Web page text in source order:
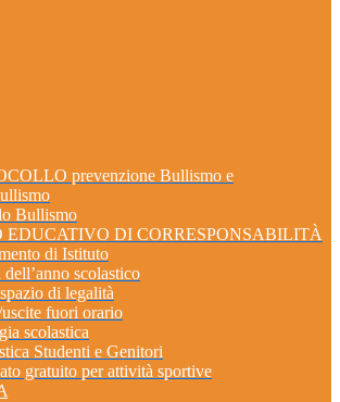
prevenzione Bullismo e
Bullismo
EDUCATIVO DI CORRESPONSABILITÀ
di Istituto
scolastico
di legalità
fuori orario
scolastica
Studenti e Genitori
gratuito per attività sportive